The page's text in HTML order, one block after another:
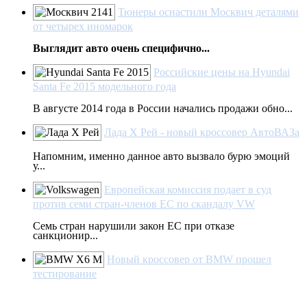
Тюнеры оснастили Москвич деталями
от четырех иномарок
Выглядит авто очень специфично...
Российские цены на Hyundai
Santa Fe 2015 модельного года
В августе 2014 года в России начались продажи обно...
Лада Х Рей - новый кроссовер АвтоВАЗа
Напомним, именно данное авто вызвало бурю эмоций
у...
Европейская комиссия подает в суд
против семи стран-членов ЕС по скандалу VW
Семь стран нарушили закон ЕС при отказе
санкционир...
Новый кроссовер от BMW прошел
тестирование